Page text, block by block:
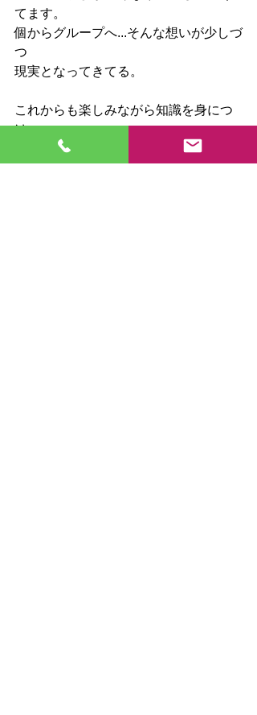
てます。
個からグループへ...そんな想いが少しづ
つ
現実となってきてる。
これからも楽しみながら知識を身につ
け
実践していきましょう(☝︎ ՞ਊ ՞)☝︎